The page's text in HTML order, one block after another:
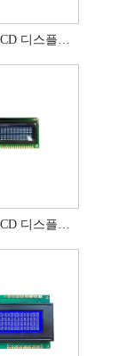
1602 문자 LCD 디스플레이 FSTN 디스플레이 노란색 녹색 LCD 모드
1602 문자 LCD 디스플레이 흰색 LCD 디스플레이 모듈